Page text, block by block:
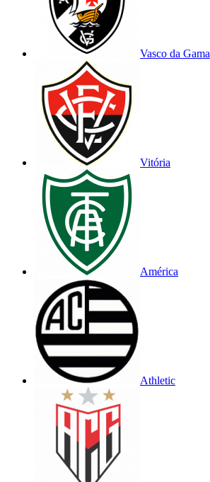
Vasco da Gama
Vitória
América
Athletic